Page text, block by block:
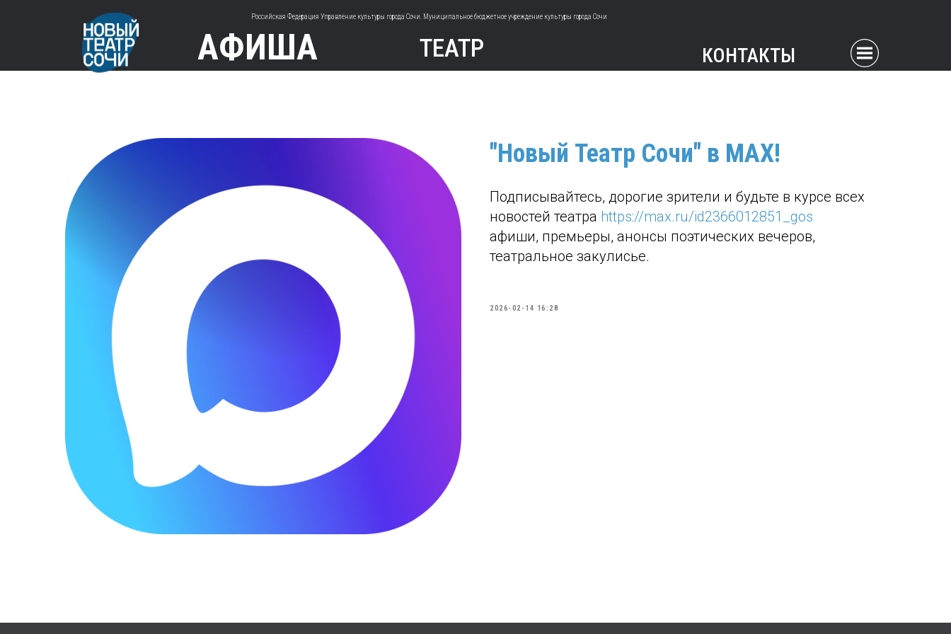
Российская Федерация Управление культуры города Сочи. Муниципальное бюджетное учреждение культуры города Сочи
АФИША ТЕАТР КОНТАКТЫ
"Новый Театр Сочи" в MAX!
Подписывайтесь, дорогие зрители и будьте в курсе всех
новостей театра https://max.ru/id2366012851_gos
афиши, премьеры, анонсы поэтических вечеров,
театральное закулисье.
2026-02-14 16:28